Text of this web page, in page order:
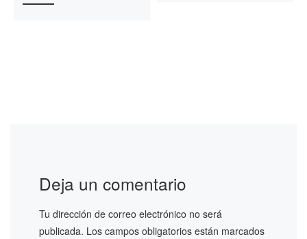
Deja un comentario
Tu dirección de correo electrónico no será
publicada. Los campos obligatorios están marcados